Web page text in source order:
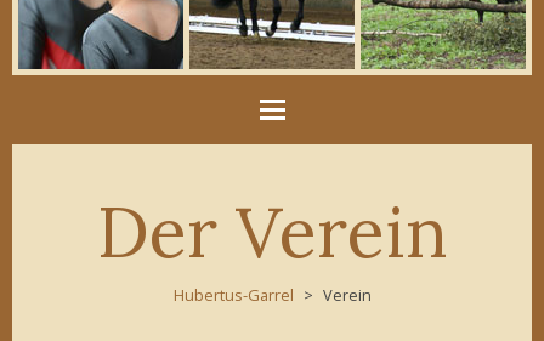
Der Verein
Hubertus-Garrel Verein